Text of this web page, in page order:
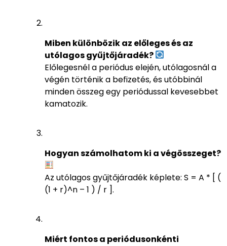
Miben különbözik az előleges és az
utólagos gyűjtőjáradék?
Előlegesnél a periódus elején, utólagosnál a
végén történik a befizetés, és utóbbinál
minden összeg egy periódussal kevesebbet
kamatozik.
Hogyan számolhatom ki a végösszeget?
Az utólagos gyűjtőjáradék képlete: S = A * [ (
(1 + r)^n – 1 ) / r ].
Miért fontos a periódusonkénti